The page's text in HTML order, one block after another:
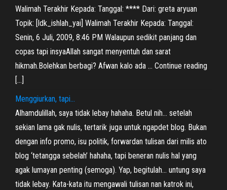
Walimah Terakhir Kepada: Tanggal: **** Dari: greta aryuan
Topik: [ldk_ishlah_yai] Walimah Terakhir Kepada: Tanggal:
Senin, 6 Juli, 2009, 8:46 PM Walaupun sedikit panjang dan
copas tapi insyaAllah sangat menyentuh dan sarat
hikmah.Bolehkan berbagi? Afwan kalo ada … Continue reading
[…]
Menggiurkan, tapi…
Alhamdulillah, saya tidak lebay hahaha. Betul nih… setelah
sekian lama gak nulis, tertarik juga untuk ngapdet blog. Bukan
dengan info promo, isu politik, forwardan tulisan dari milis ato
blog ‘tetangga sebelah’ hahaha, tapi beneran nulis hal yang
agak lumayan penting (semoga). Yap, begitulah… untung saya
tidak lebay. Kata-kata itu mengawali tulisan nan katrok ini,